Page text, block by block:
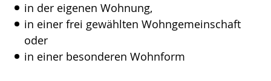
in der eigenen Wohnung,
in einer frei gewählten Wohngemeinschaft
oder
in einer besonderen Wohnform